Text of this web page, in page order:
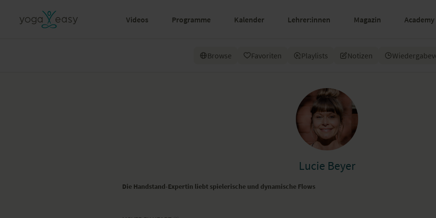
Videos Programme Kalender Lehrer:innen Magazin Academy
Browse Favoriten Playlists Notizen
Lucie Beyer
Die Handstand-Expertin liebt spielerische und dynamische Flows